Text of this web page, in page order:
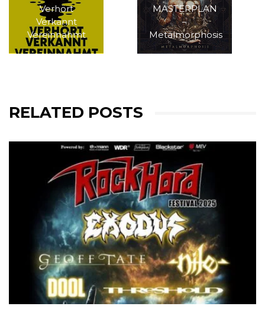
Verhört
Verkannt
Vereinnahmt
MASTERPLAN
–
Metalmorphosis
RELATED POSTS